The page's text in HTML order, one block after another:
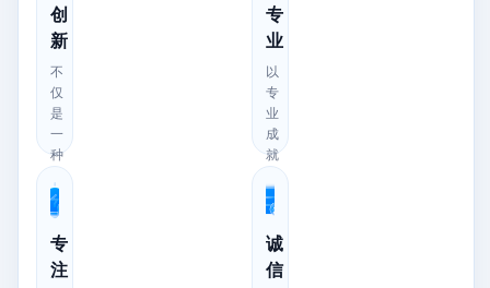
创
新
不
仅
是
一
种
度
更
是
一
种
专
业
以
专
业
成
就
质
以
专
业
开
专
注
诚
信